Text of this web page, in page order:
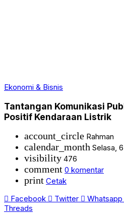
Ekonomi & Bisnis
Tantangan Komunikasi
Positif Kendaraan Listrik
account_circle Rahman
calendar_month Selasa,
visibility 476
comment 0 komentar
print Cetak
Facebook
Twitter Whatsapp
Threads